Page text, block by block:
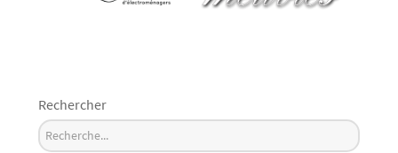
Rechercher